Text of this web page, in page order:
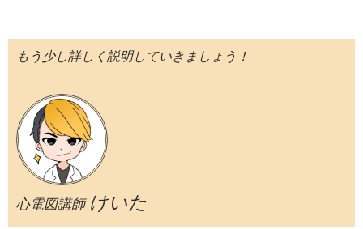
もう少し詳しく説明していきましょう！
心電図講師 けいた